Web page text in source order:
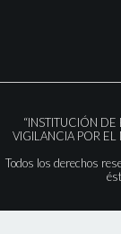
“INSTITUCIÓN
VIGILANCIA POR
Todos los derechos